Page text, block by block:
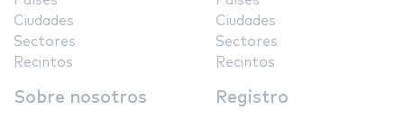
Ciudades
Sectores
Recintos
Ciudades
Sectores
Recintos
Sobre nosotros Registro